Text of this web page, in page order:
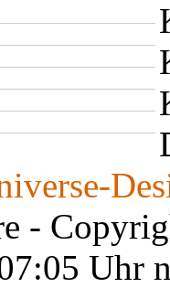
-
Uhr